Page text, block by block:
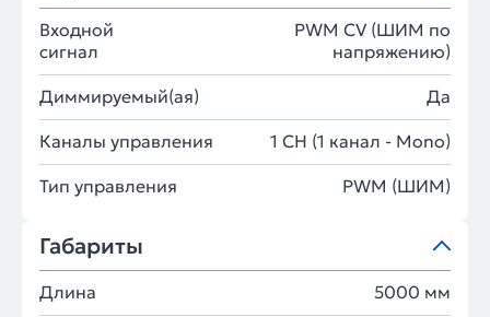
Входной
сигнал
PWM СV (ШИМ по
напряжению)
Диммируемый(ая) Да
Каналы управления 1 CH (1 канал - Mono)
Тип управления PWM (ШИМ)
Габариты
Длина 5000 мм